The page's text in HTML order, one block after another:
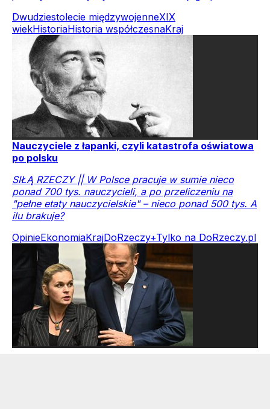
Dwudziestolecie międzywojenneXIX
wiekHistoriaHistoria współczesnaKraj
Nauczyciele z łapanki, czyli katastrofa oświatowa
po polsku
SIŁĄ RZECZY || W Polsce pracuje w sumie nieco
ponad 700 tys. nauczycieli, a po przeliczeniu na
"pełne etaty nauczycielskie" – nieco ponad 500 tys. A
ilu brakuje?
OpinieEkonomiaKrajDoRzeczy+Tylko na DoRzeczy.pl